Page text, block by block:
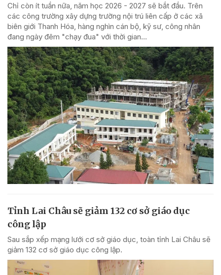
Chỉ còn ít tuần nữa, năm học 2026 - 2027 sẽ bắt đầu. Trên
các công trường xây dựng trường nội trú liên cấp ở các xã
biên giới Thanh Hóa, hàng nghìn cán bộ, kỹ sư, công nhân
đang ngày đêm "chạy đua" với thời gian...
Tỉnh Lai Châu sẽ giảm 132 cơ sở giáo dục
công lập
Sau sắp xếp mạng lưới cơ sở giáo dục, toàn tỉnh Lai Châu sẽ
giảm 132 cơ sở giáo dục công lập.